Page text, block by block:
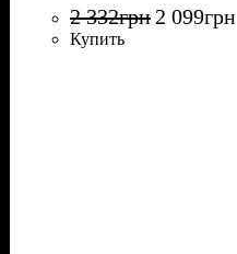
2 332грн 2 099грн
Купить